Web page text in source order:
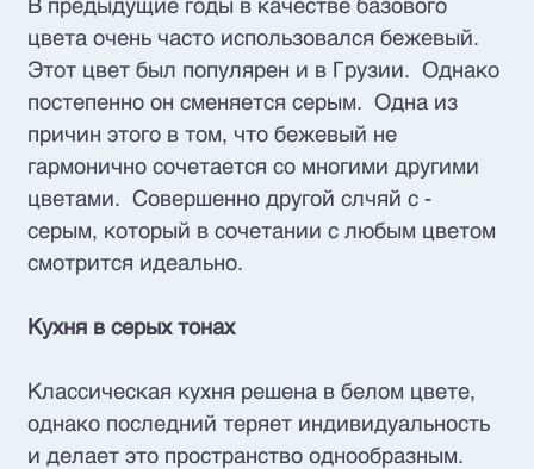
В предыдущие годы в качестве базового
цвета очень часто использовался бежевый.
Этот цвет был популярен и в Грузии. Однако
постепенно он сменяется серым. Одна из
причин этого в том, что бежевый не
гармонично сочетается со многими другими
цветами. Совершенно другой слчяй с -
серым, который в сочетании с любым цветом
смотрится идеально.
Кухня в серых тонах
Классическая кухня решена в белом цвете,
однако последний теряет индивидуальность
и делает это пространство однообразным.